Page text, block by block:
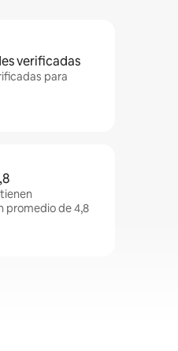
verificadas
para
promedio de 4,8